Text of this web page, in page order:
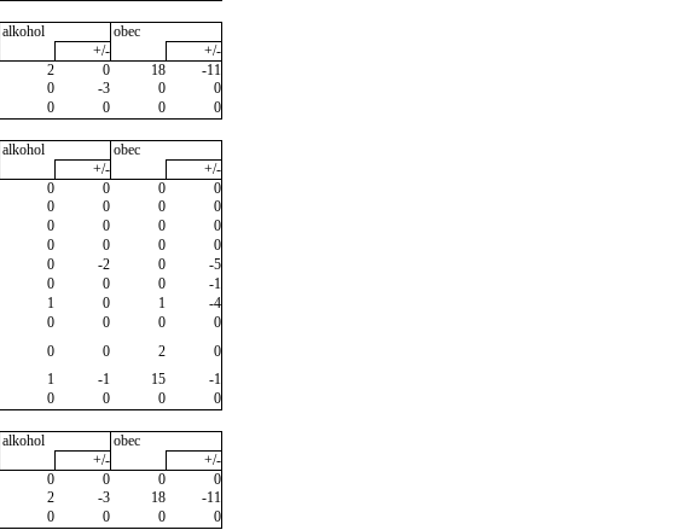
alkohol
obec
+/-
+/-
2 0 18
-11
0 -3 0
0
0 0 0
0
alkohol
obec
+/-
+/-
0 0 0
0
0 0 0
0
0 0 0
0
0 0 0
0
0 -2 0
-5
0 0 0
-1
1 0 1
-4
0 0 0
0
0 0 2
0
1 -1 15
-1
0 0 0
0
alkohol
obec
+/-
+/-
0 0 0
0
2 -3 18
-11
0 0 0
0